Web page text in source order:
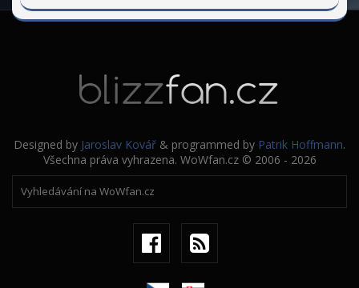
Designed by Jaroslav Kovář & programmed by Patrik Hoffmann.
Všechna práva vyhrazena. WoWfan.cz © 2006 - 2026